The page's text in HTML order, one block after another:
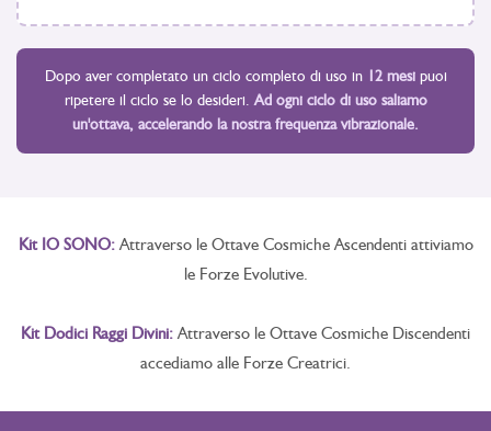
Dopo aver completato un ciclo completo di uso in 12 mesipuoi
ripetere il ciclo se lo desideri.Ad ogni ciclo di uso saliamo
un'ottava, accelerando la nostra frequenza vibrazionale.
Kit IO SONO:Attraverso le Ottave Cosmiche Ascendenti attiviamo
le Forze Evolutive.
Kit Dodici Raggi Divini: Attraverso le Ottave Cosmiche Discendenti
accediamo alle Forze Creatrici.